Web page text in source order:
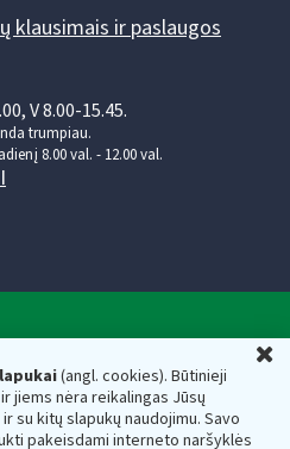
(angl. cookies). Būtinieji
jiems nėra reikalingas Jūsų
su kitų slapukų naudojimu. Savo
pakeisdami interneto naršyklės
klausimais ir paslaugos
V 8.00-15.45.
trumpiau.
8.00 val. - 12.00 val.
kodas — 188659752,
Vilnius, Lietuva, el.paštas: